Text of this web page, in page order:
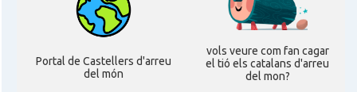
CAMON
Catalans a RUGBY
Portal de Castellers d'arreu
del món
vols veure com fan cagar
el tió els catalans d'arreu
del mon?